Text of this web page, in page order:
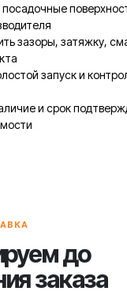
посадочные
зазоры, затяжку,
запуск и
и срок
до
заказа